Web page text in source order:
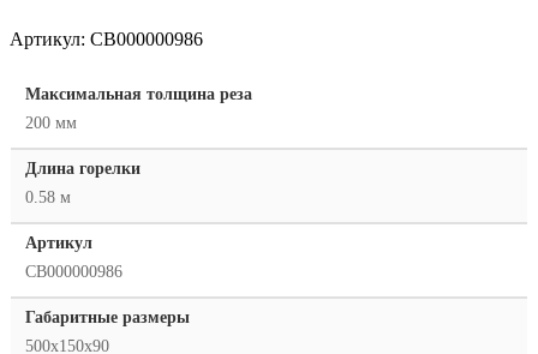
Артикул: СВ000000986
Максимальная толщина реза
200 мм
Длина горелки
0.58 м
Артикул
СВ000000986
Габаритные размеры
500х150х90